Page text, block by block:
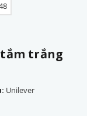
tắm trắng
Unilever